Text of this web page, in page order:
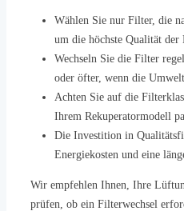
Wählen Sie nur Filter, die
um die höchste Qualität
Wechseln Sie die Filter
oder öfter, wenn die
Achten Sie auf die
Ihrem Rekuperatormodell
Die Investition in
Energiekosten und eine
Wir empfehlen Ihnen, Ihre
prüfen, ob ein Filterwechsel